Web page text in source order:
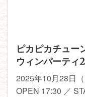
ピカピカチュー
ウィンパーティ
2025年10月28日（
OPEN 17:30 ／